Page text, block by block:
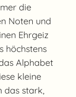
die
Noten und
Ehrgeiz
höchstens
Alphabet
kleine
das stark,